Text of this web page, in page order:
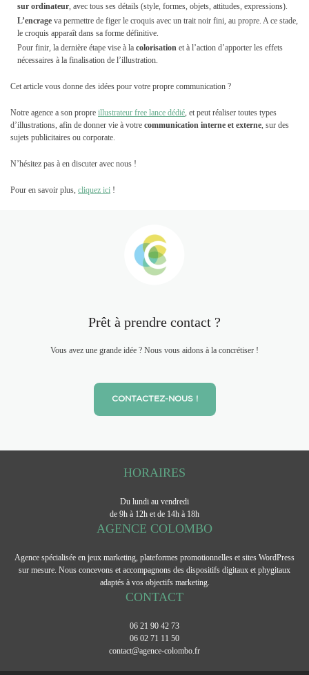
sur ordinateur, avec tous ses détails (style, formes, objets, attitudes, expressions).
L’encrage va permettre de figer le croquis avec un trait noir fini, au propre. A ce stade,
le croquis apparaît dans sa forme définitive.
Pour finir, la dernière étape vise à la colorisation et à l’action d’apporter les effets
nécessaires à la finalisation de l’illustration.
Cet article vous donne des idées pour votre propre communication ?
Notre agence a son propre illustrateur free lance dédié, et peut réaliser toutes types
d’illustrations, afin de donner vie à votre communication interne et externe, sur des
sujets publicitaires ou corporate.
N’hésitez pas à en discuter avec nous !
Pour en savoir plus, cliquez ici !
Prêt à prendre contact ?
Vous avez une grande idée ? Nous vous aidons à la concrétiser !
CONTACTEZ-NOUS !
HORAIRES
Du lundi au vendredi
de 9h à 12h et de 14h à 18h
AGENCE COLOMBO
Agence spécialisée en jeux marketing, plateformes promotionnelles et sites WordPress
sur mesure. Nous concevons et accompagnons des dispositifs digitaux et phygitaux
adaptés à vos objectifs marketing.
CONTACT
06 21 90 42 73
06 02 71 11 50
contact@agence-colombo.fr